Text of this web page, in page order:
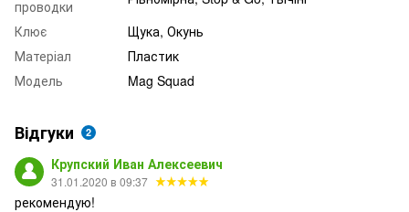
проводки
Клює
Щука, Окунь
Матеріал
Пластик
Модель
Mag Squad
Відгуки 2
Крупский Иван Алексеевич
31.01.2020 в 09:37
рекомендую!